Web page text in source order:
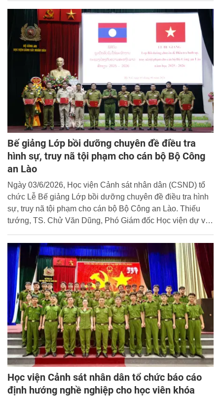
Bế giảng Lớp bồi dưỡng chuyên đề điều tra
hình sự, truy nã tội phạm cho cán bộ Bộ Công
an Lào
Ngày 03/6/2026, Học viện Cảnh sát nhân dân (CSND) tổ
chức Lễ Bế giảng Lớp bồi dưỡng chuyên đề điều tra hình
sự, truy nã tội phạm cho cán bộ Bộ Công an Lào. Thiếu
tướng, TS. Chử Văn Dũng, Phó Giám đốc Học viện dự và
Học viện Cảnh sát nhân dân tổ chức báo cáo
định hướng nghề nghiệp cho học viên khóa